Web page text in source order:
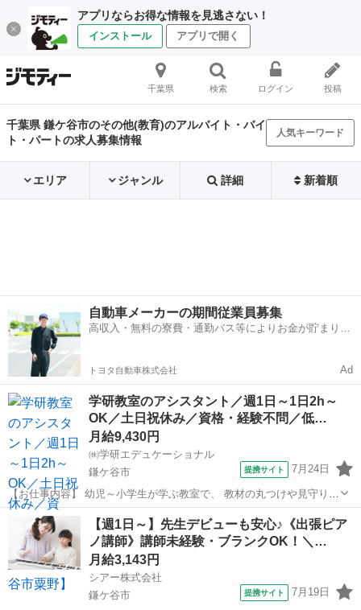
アプリならお得な情報を見逃さない！
インストール アプリで開く
千葉県 検索 ログイン 投稿
千葉県 鎌ケ谷市のその他(教育)のアルバイト・バイ
ト・パートの求人募集情報
人気キーワード
エリア ジャンル 詳細 新着順
自動車メーカーの期間従業員募集
高収入・無料の寮費・通勤バス等によりお金が貯まりや
トヨタ自動車株式会社 Ad
学研教室のアシスタント／週1日～1日2h～
OK／土日祝休み／資格・経験不問／低…
月給9,430円
㈱学研エデュケーショナル
鎌ケ谷市
提携サイト 7月24日
【お仕事内容】 幼児～小学生が学ぶ教室で、 教材の丸つけや見守りを
行うお仕事です。 学習のサポート役として、子どもたちの成長を そば
で見守っていきましょう。 ★教材の採点・サポート
────────────────── ・...
千葉 鎌ケ谷市 その他
【週1日～】先生デビューも安心♪《出張ピア
ノ講師》講師未経験・ブランクOK！＼…
月給3,143円
シアー株式会社
鎌ケ谷市
提携サイト 7月19日